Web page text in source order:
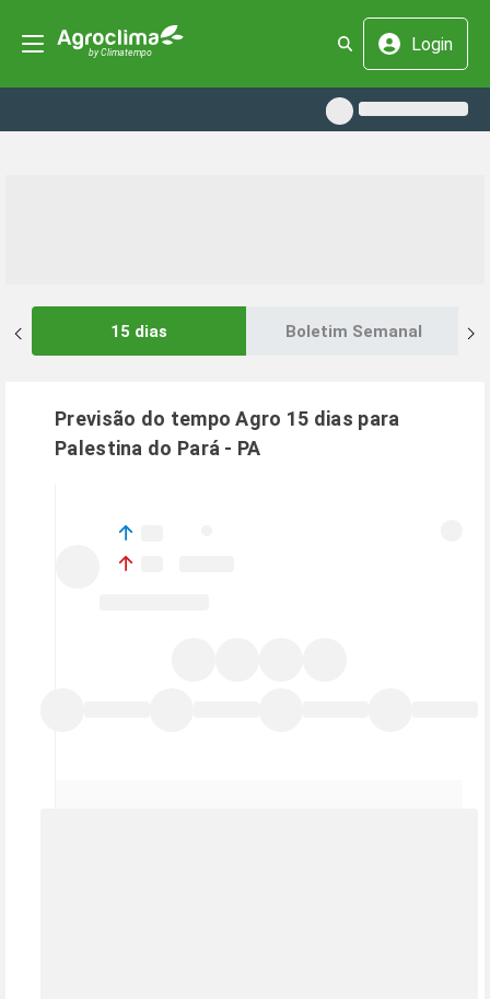
Login
15 dias Boletim Semanal
Previsão do tempo Agro 15 dias para
Palestina do Pará - PA